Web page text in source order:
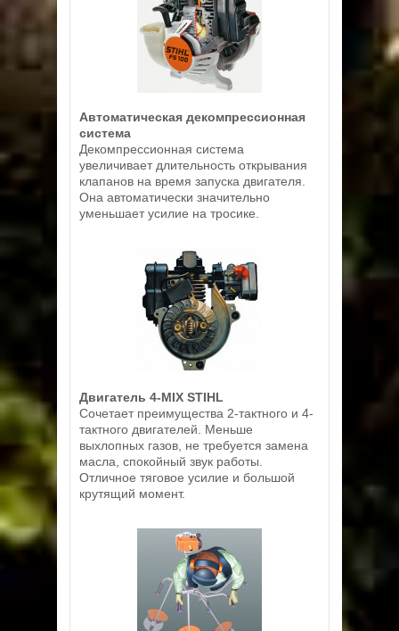
Автоматическая декомпрессионная
система
Декомпрессионная система
увеличивает длительность открывания
клапанов на время запуска двигателя.
Она автоматически значительно
уменьшает усилие на тросике.
Двигатель 4-MIX STIHL
Сочетает преимущества 2-тактного и 4-
тактного двигателей. Меньше
выхлопных газов, не требуется замена
масла, спокойный звук работы.
Отличное тяговое усилие и большой
крутящий момент.